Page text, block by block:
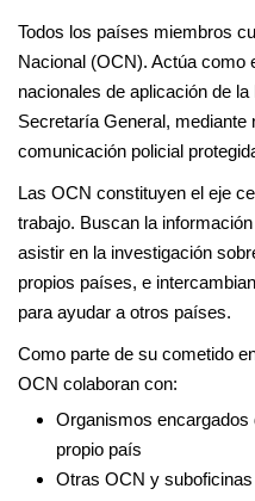
Todos los países miembros
Nacional (OCN). Actúa como
nacionales de aplicación de
Secretaría General, mediante
comunicación policial
Las OCN constituyen el eje
trabajo. Buscan la
asistir en la investigación
propios países, e
para ayudar a otros países.
Como parte de su cometido
OCN colaboran con:
Organismos encargados
propio país
Otras OCN y